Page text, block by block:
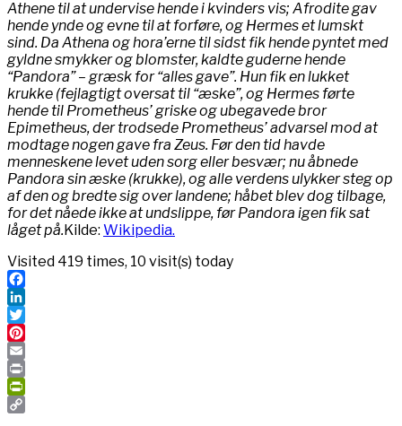
Athene til at undervise hende i kvinders vis; Afrodite gav
hende ynde og evne til at forføre, og Hermes et lumskt
sind. Da Athena og hora’erne til sidst fik hende pyntet med
gyldne smykker og blomster, kaldte guderne hende
“Pandora” – græsk for “alles gave”. Hun fik en lukket
krukke (fejlagtigt oversat til “æske”, og Hermes førte
hende til Prometheus’ griske og ubegavede bror
Epimetheus, der trodsede Prometheus’ advarsel mod at
modtage nogen gave fra Zeus. Før den tid havde
menneskene levet uden sorg eller besvær; nu åbnede
Pandora sin æske (krukke), og alle verdens ulykker steg op
af den og bredte sig over landene; håbet blev dog tilbage,
for det nåede ikke at undslippe, før Pandora igen fik sat
låget på. Kilde: Wikipedia.
Visited 419 times, 10 visit(s) today
Facebook
LinkedIn
Twitter
Pinterest
Email
Print
PrintFriendly